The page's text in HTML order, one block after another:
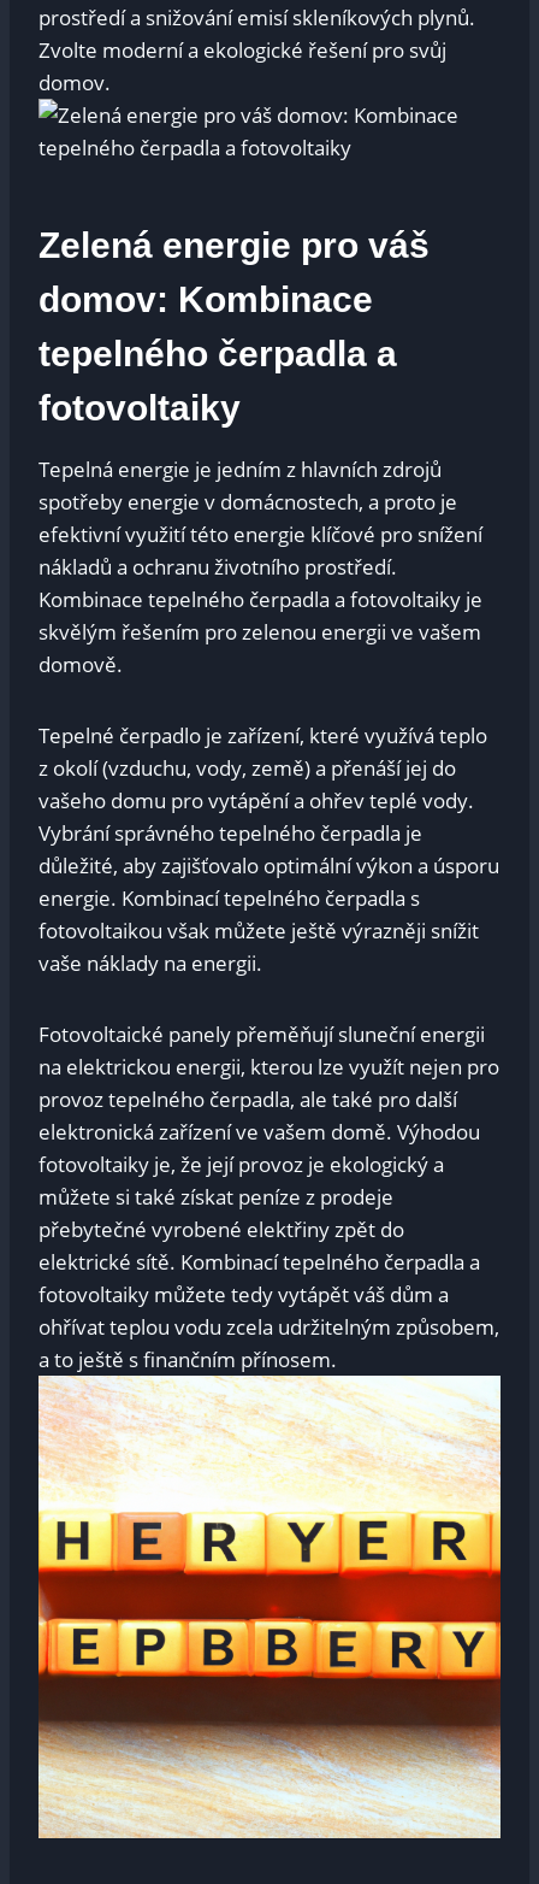
prostředí a snižování emisí skleníkových plynů.
Zvolte moderní a ekologické řešení pro svůj
domov.
Zelená energie pro váš
domov: Kombinace
tepelného čerpadla a
fotovoltaiky
Tepelná energie je jedním z hlavních zdrojů
spotřeby energie v domácnostech, a proto je
efektivní využití této energie klíčové pro snížení
nákladů a ochranu životního prostředí.
Kombinace tepelného čerpadla a fotovoltaiky je
skvělým řešením pro zelenou energii ve vašem
domově.
Tepelné čerpadlo je zařízení, které využívá teplo
z okolí (vzduchu, vody, země) a přenáší jej do
vašeho domu pro vytápění a ohřev teplé vody.
Vybrání správného tepelného čerpadla je
důležité, aby zajišťovalo optimální výkon a úsporu
energie. Kombinací tepelného čerpadla s
fotovoltaikou však můžete ještě výrazněji snížit
vaše náklady na energii.
Fotovoltaické panely přeměňují sluneční energii
na elektrickou energii, kterou lze využít nejen pro
provoz tepelného čerpadla, ale také pro další
elektronická zařízení ve vašem domě. Výhodou
fotovoltaiky je, že její provoz je ekologický a
můžete si také získat peníze z prodeje
přebytečné vyrobené elektřiny zpět do
elektrické sítě. Kombinací tepelného čerpadla a
fotovoltaiky můžete tedy vytápět váš dům a
ohřívat teplou vodu zcela udržitelným způsobem,
a to ještě s finančním přínosem.